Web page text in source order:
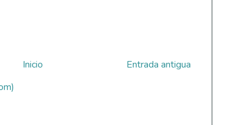
Entrada antigua
Inicio